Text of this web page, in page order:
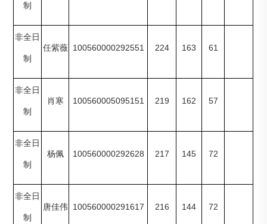
制
非全日
制
任紫薇 100560000292551 224 163 61
非全日
制
肖寒 100560005095151 219 162 57
非全日
制
杨佩 100560000292628 217 145 72
非全日
制
唐佳伟 100560000291617 216 144 72